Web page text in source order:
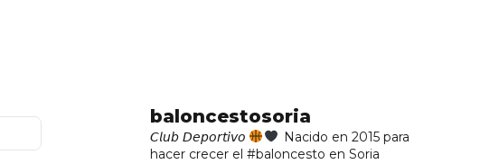
baloncestosoria
𝘊𝘭𝘶𝘣 𝘋𝘦𝘱𝘰𝘳𝘵𝘪𝘷𝘰
Nacido en 2015 para
hacer crecer el #baloncesto en Soria